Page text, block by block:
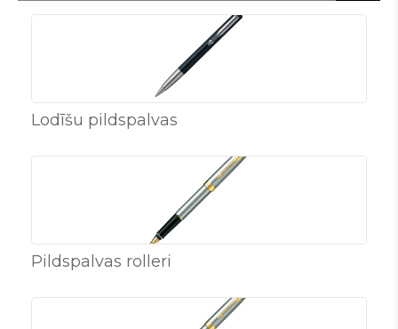
Lodīšu pildspalvas
Pildspalvas rolleri